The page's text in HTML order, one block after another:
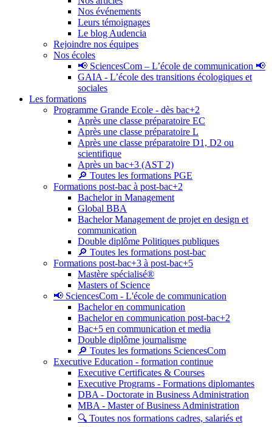
Nos événements
Leurs témoignages
Le blog Audencia
Rejoindre nos équipes
Nos écoles
📢 SciencesCom – L’école de communication 📢
GAIA - L’école des transitions écologiques et
sociales
Les formations
Programme Grande Ecole - dès bac+2
Après une classe préparatoire EC
Après une classe préparatoire L
Après une classe préparatoire D1, D2 ou
scientifique
Après un bac+3 (AST 2)
🔎 Toutes les formations PGE
Formations post-bac à post-bac+2
Bachelor in Management
Global BBA
Bachelor Management de projet en design et
communication
Double diplôme Politiques publiques
🔎 Toutes les formations post-bac
Formations post-bac+3 à post-bac+5
Mastère spécialisé®
Masters of Science
📢 SciencesCom - L'école de communication
Bachelor en communication
Bachelor en communication post-bac+2
Bac+5 en communication et media
Double diplôme journalisme
🔎 Toutes les formations SciencesCom
Executive Education - formation continue
Executive Certificates & Courses
Executive Programs - Formations diplomantes
DBA - Doctorate in Business Administration
MBA - Master of Business Administration
🔍 Toutes nos formations cadres, salariés et